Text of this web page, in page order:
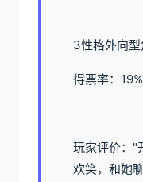
3性格外向
得票率：19%
玩家评价："
欢笑，和她